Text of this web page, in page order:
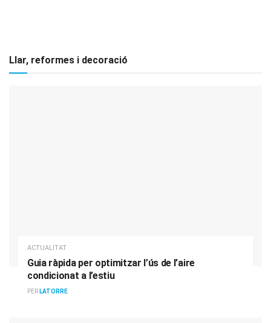
Llar, reformes i decoració
ACTUALITAT
Guia ràpida per optimitzar l’ús de l’aire
condicionat a l’estiu
PER LATORRE